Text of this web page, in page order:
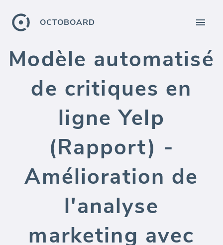
OCTOBOARD
Modèle automatisé
de critiques en
ligne Yelp
(Rapport) -
Amélioration de
l'analyse
marketing avec